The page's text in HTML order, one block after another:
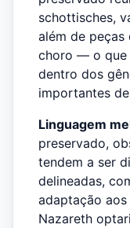
schottisches,
além de peças
choro — o que
dentro dos
importantes
Linguagem
preservado,
tendem a ser
delineadas,
adaptação
Nazareth